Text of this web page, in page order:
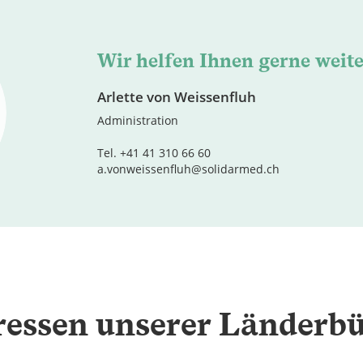
Wir helfen Ihnen gerne
Arlette von Weissenfluh
Administration
Tel. +41 41 310 66 60
a.vonweissenfluh@solidarmed.ch
unserer